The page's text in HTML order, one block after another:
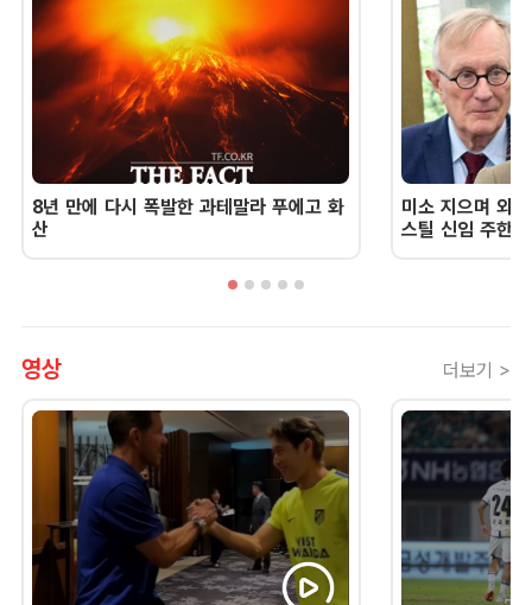
8년 만에 다시 폭발한 과테말라 푸에고 화
산
미소 지으며 외
스틸 신임 주한
영상 더보기 >